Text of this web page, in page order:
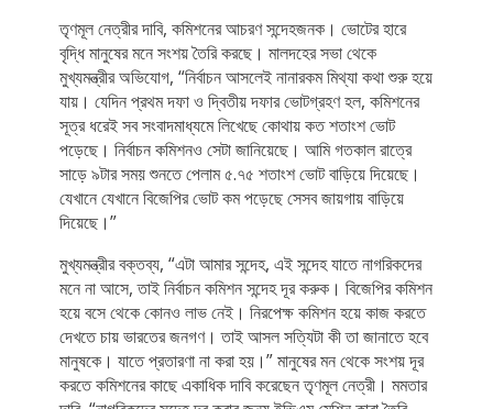
তৃণমূল নেত্রীর দাবি, কমিশনের আচরণ সন্দেহজনক। ভোটের হারে
বৃদ্ধি মানুষের মনে সংশয় তৈরি করছে। মালদহের সভা থেকে
মুখ্যমন্ত্রীর অভিযোগ, “নির্বাচন আসলেই নানারকম মিথ্যা কথা শুরু হয়ে
যায়। যেদিন প্রথম দফা ও দ্বিতীয় দফার ভোটগ্রহণ হল, কমিশনের
সূত্র ধরেই সব সংবাদমাধ্যমে লিখেছে কোথায় কত শতাংশ ভোট
পড়েছে। নির্বাচন কমিশনও সেটা জানিয়েছে। আমি গতকাল রাত্রে
সাড়ে ৯টার সময় শুনতে পেলাম ৫.৭৫ শতাংশ ভোট বাড়িয়ে দিয়েছে।
যেখানে যেখানে বিজেপির ভোট কম পড়েছে সেসব জায়গায় বাড়িয়ে
দিয়েছে।”
মুখ্যমন্ত্রীর বক্তব্য, “এটা আমার সন্দেহ, এই সন্দেহ যাতে নাগরিকদের
মনে না আসে, তাই নির্বাচন কমিশন সন্দেহ দূর করুক। বিজেপির কমিশন
হয়ে বসে থেকে কোনও লাভ নেই। নিরপেক্ষ কমিশন হয়ে কাজ করতে
দেখতে চায় ভারতের জনগণ। তাই আসল সত্যিটা কী তা জানাতে হবে
মানুষকে। যাতে প্রতারণা না করা হয়।” মানুষের মন থেকে সংশয় দূর
করতে কমিশনের কাছে একাধিক দাবি করেছেন তৃণমূল নেত্রী। মমতার